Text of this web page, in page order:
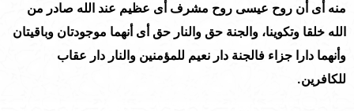
منه أى أن روح عيسى روح مشرف أى عظيم عند الله صادر من
الله خلقا وتكوينا، والجنة حق والنار حق أى أنهما موجودتان وباقيتان
وأنهما دارا جزاء فالجنة دار نعيم للمؤمنين والنار دار عقاب
للكافرين.